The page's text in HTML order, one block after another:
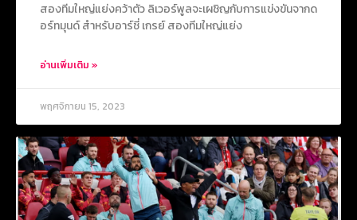
สองทีมใหญ่แย่งคว้าตัว ลิเวอร์พูลจะเผชิญกับการแข่งขันจากด
อร์ทมุนด์ สำหรับอาร์ชี่ เกรย์ สองทีมใหญ่แย่ง
อ่านเพิ่มเติม »
พฤศจิกายน 15, 2023